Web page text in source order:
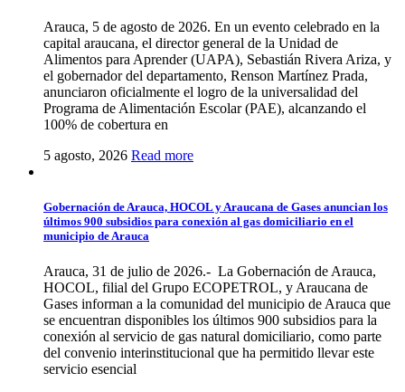
Arauca, 5 de agosto de 2026. En un evento celebrado en la
capital araucana, el director general de la Unidad de
Alimentos para Aprender (UAPA), Sebastián Rivera Ariza, y
el gobernador del departamento, Renson Martínez Prada,
anunciaron oficialmente el logro de la universalidad del
Programa de Alimentación Escolar (PAE), alcanzando el
100% de cobertura en
5 agosto, 2026 Read more
Gobernación de Arauca, HOCOL y Araucana de Gases anuncian los
últimos 900 subsidios para conexión al gas domiciliario en el
municipio de Arauca
Arauca, 31 de julio de 2026.- La Gobernación de Arauca,
HOCOL, filial del Grupo ECOPETROL, y Araucana de
Gases informan a la comunidad del municipio de Arauca que
se encuentran disponibles los últimos 900 subsidios para la
conexión al servicio de gas natural domiciliario, como parte
del convenio interinstitucional que ha permitido llevar este
servicio esencial